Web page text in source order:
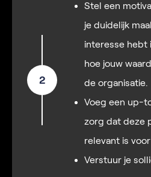
2
Stel een
je duidelijk
interesse hebt
hoe jouw
de organisatie.
Voeg een up-
zorg dat deze
relevant is
Verstuur je